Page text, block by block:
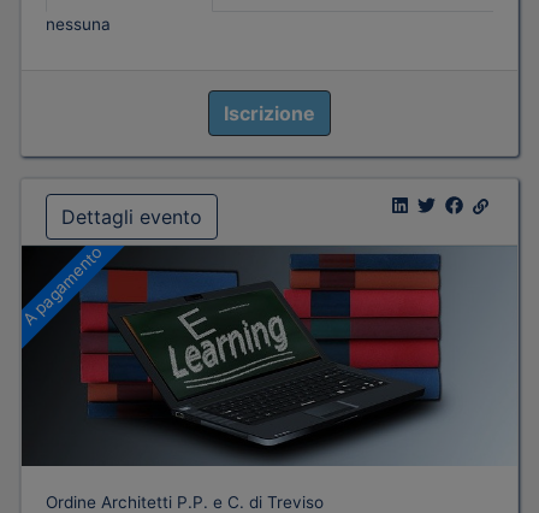
nessuna
Iscrizione
Dettagli evento
A pagamento
Ordine Architetti P.P. e C. di Treviso